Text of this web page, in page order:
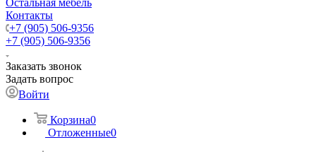
Остальная мебель
Контакты
+7 (905) 506-9356
+7 (905) 506-9356
Заказать звонок
Задать вопрос
Войти
Корзина0
Отложенные0